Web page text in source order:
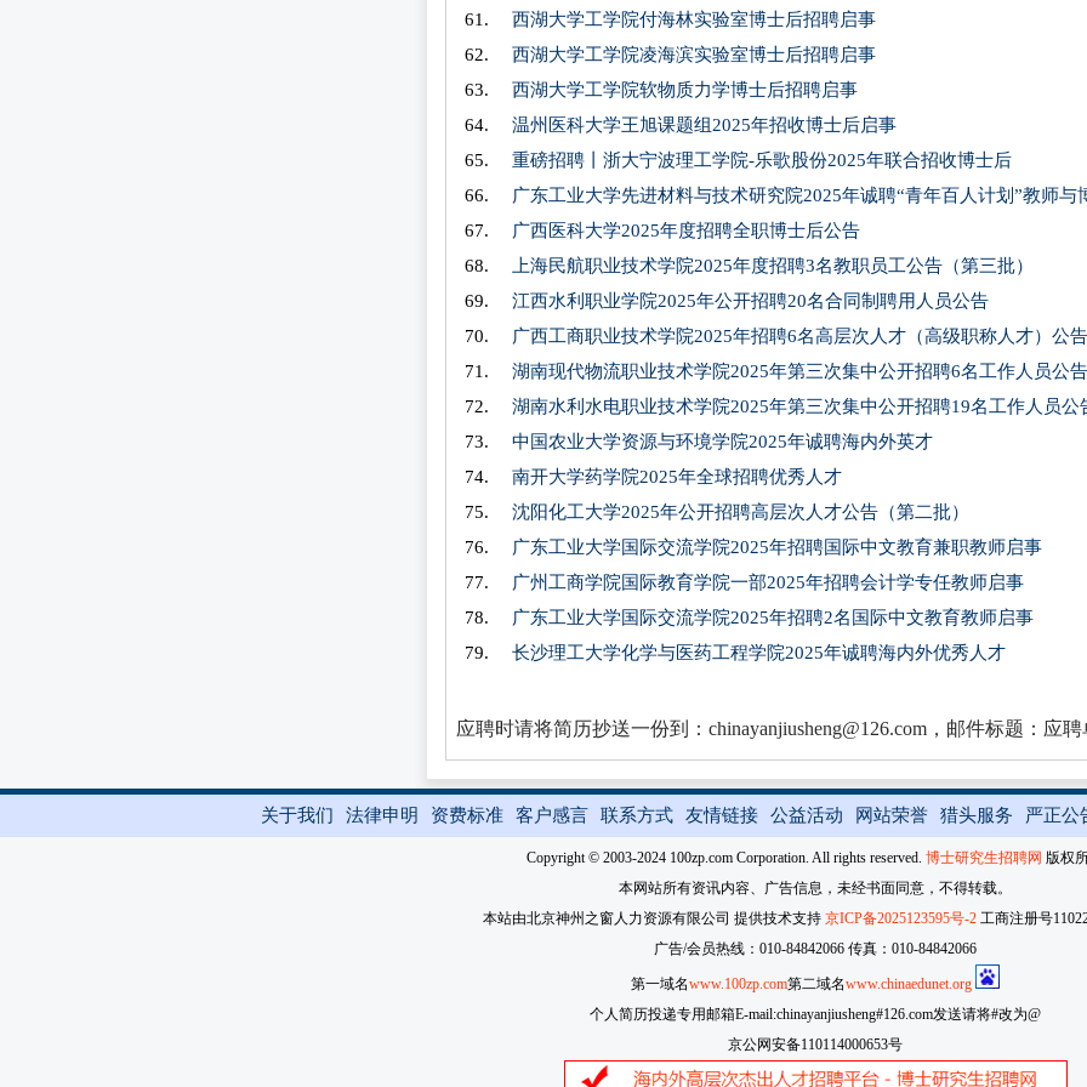
西湖大学工学院付海林实验室博士后招聘启事
西湖大学工学院凌海滨实验室博士后招聘启事
西湖大学工学院软物质力学博士后招聘启事
温州医科大学王旭课题组2025年招收博士后启事
重磅招聘丨浙大宁波理工学院-乐歌股份2025年联合招收博士后
广东工业大学先进材料与技术研究院2025年诚聘“青年百人计划”教师与
广西医科大学2025年度招聘全职博士后公告
上海民航职业技术学院2025年度招聘3名教职员工公告（第三批）
江西水利职业学院2025年公开招聘20名合同制聘用人员公告
广西工商职业技术学院2025年招聘6名高层次人才（高级职称人才）公告
湖南现代物流职业技术学院2025年第三次集中公开招聘6名工作人员公告
湖南水利水电职业技术学院2025年第三次集中公开招聘19名工作人员公
中国农业大学资源与环境学院2025年诚聘海内外英才
南开大学药学院2025年全球招聘优秀人才
沈阳化工大学2025年公开招聘高层次人才公告（第二批）
广东工业大学国际交流学院2025年招聘国际中文教育兼职教师启事
广州工商学院国际教育学院一部2025年招聘会计学专任教师启事
广东工业大学国际交流学院2025年招聘2名国际中文教育教师启事
长沙理工大学化学与医药工程学院2025年诚聘海内外优秀人才
应聘时请将简历抄送一份到：chinayanjiusheng@126.com，邮件标题：应
关于我们 法律申明 资费标准 客户感言 联系方式 友情链接 公益活动 网站荣誉 猎头服务 严正公
Copyright © 2003-2024 100zp.com Corporation. All rights reserved. 博士研究生招聘网 版权
本网站所有资讯内容、广告信息，未经书面同意，不得转载。
本站由北京神州之窗人力资源有限公司 提供技术支持 京ICP备2025123595号-2 工商注册号
广告/会员热线：010-84842066 传真：010-84842066
第一域名www.100zp.com第二域名www.chinaedunet.org
个人简历投递专用邮箱E-mail:chinayanjiusheng#126.com发送请将#改为@
京公网安备110114000653号